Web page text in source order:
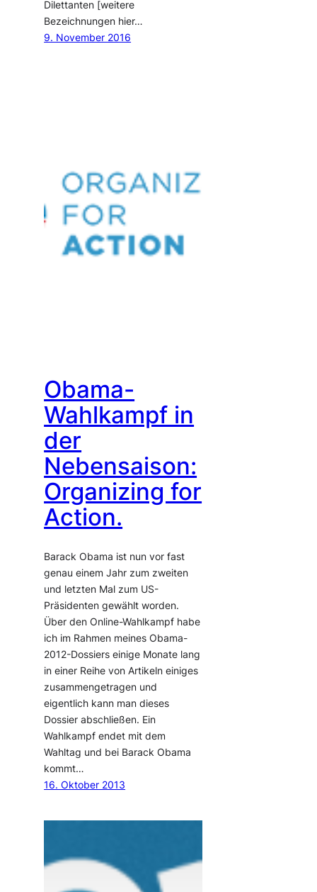
Dilettanten [weitere
Bezeichnungen hier…
9. November 2016
Obama-
Wahlkampf in
der
Nebensaison:
Organizing for
Action.
Barack Obama ist nun vor fast
genau einem Jahr zum zweiten
und letzten Mal zum US-
Präsidenten gewählt worden.
Über den Online-Wahlkampf habe
ich im Rahmen meines Obama-
2012-Dossiers einige Monate lang
in einer Reihe von Artikeln einiges
zusammengetragen und
eigentlich kann man dieses
Dossier abschließen. Ein
Wahlkampf endet mit dem
Wahltag und bei Barack Obama
kommt…
16. Oktober 2013